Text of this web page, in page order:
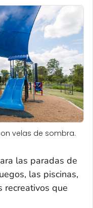
velas de sombra.
las paradas de
las piscinas,
recreativos que